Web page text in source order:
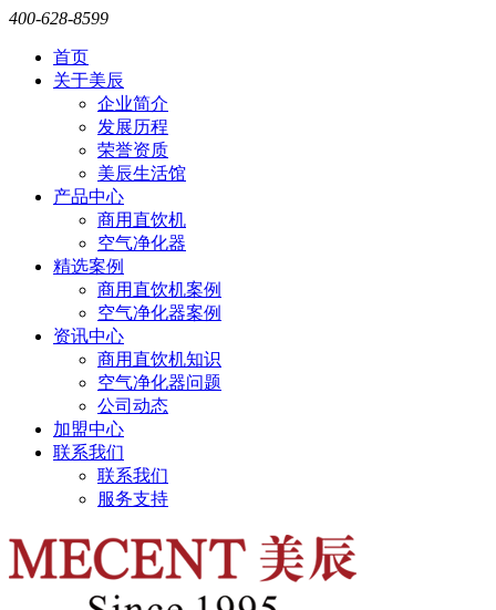
400-628-8599
首页
关于美辰
企业简介
发展历程
荣誉资质
美辰生活馆
产品中心
商用直饮机
空气净化器
精选案例
商用直饮机案例
空气净化器案例
资讯中心
商用直饮机知识
空气净化器问题
公司动态
加盟中心
联系我们
联系我们
服务支持